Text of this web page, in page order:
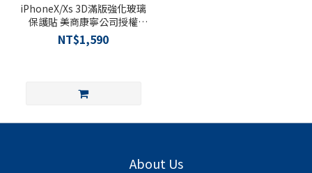
iPhoneX/Xs 3D滿版強化玻璃
保護貼 美商康寧公司授權
(AG2bC)
NT$1,590
About Us